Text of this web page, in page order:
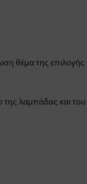
θέμα της επιλογής
της λαμπάδας και του